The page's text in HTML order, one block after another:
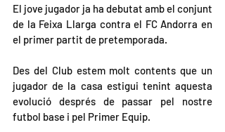
El jove jugador ja ha debutat amb el conjunt
de la Feixa Llarga contra el FC Andorra en
el primer partit de pretemporada.
Des del Club estem molt contents que un
jugador de la casa estigui tenint aquesta
evolució després de passar pel nostre
futbol base i pel Primer Equip.